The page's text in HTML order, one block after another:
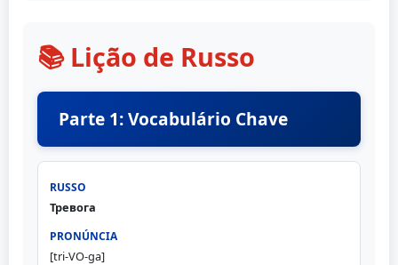
📚 Lição de Russo
Parte 1: Vocabulário Chave
Тревога
[tri-VO-ga]